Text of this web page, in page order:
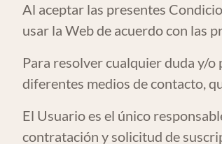
Al aceptar las presentes
usar la Web de acuerdo con las
Para resolver cualquier duda y/
diferentes medios de contacto,
El Usuario es el único
contratación y solicitud de